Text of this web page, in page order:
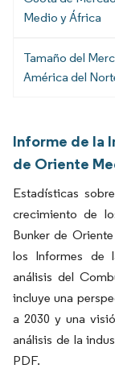
Medio y África
Tamaño del
América del
Informe de la
de Oriente
Estadísticas
crecimiento de
Bunker de
los Informes de
análisis del
incluye una
a 2030 y una
análisis de la
PDF.